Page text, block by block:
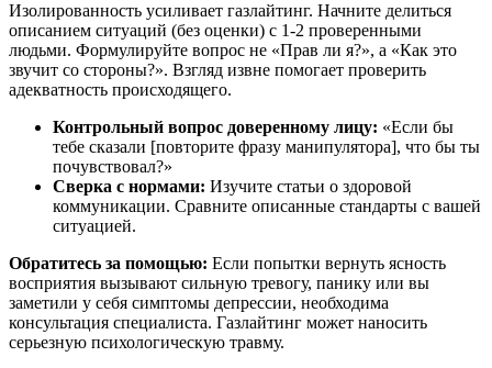
Изолированность усиливает газлайтинг. Начните делиться
описанием ситуаций (без оценки) с 1-2 проверенными
людьми. Формулируйте вопрос не «Прав ли я?», а «Как это
звучит со стороны?». Взгляд извне помогает проверить
адекватность происходящего.
Контрольный вопрос доверенному лицу: «Если бы
тебе сказали [повторите фразу манипулятора], что бы ты
почувствовал?»
Сверка с нормами: Изучите статьи о здоровой
коммуникации. Сравните описанные стандарты с вашей
ситуацией.
Обратитесь за помощью: Если попытки вернуть ясность
восприятия вызывают сильную тревогу, панику или вы
заметили у себя симптомы депрессии, необходима
консультация специалиста. Газлайтинг может наносить
серьезную психологическую травму.